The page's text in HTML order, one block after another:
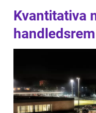
Kvantitativa